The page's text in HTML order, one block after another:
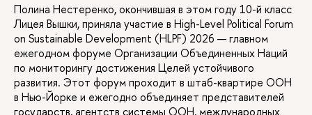
Полина Нестеренко, окончившая в этом году 10-й класс
Лицея Вышки, приняла участие в High-Level Political Forum
on Sustainable Development (HLPF) 2026 — главном
ежегодном форуме Организации Объединенных Наций
по мониторингу достижения Целей устойчивого
развития. Этот форум проходит в штаб-квартире ООН
в Нью-Йорке и ежегодно объединяет представителей
государств, агентств системы ООН, международных